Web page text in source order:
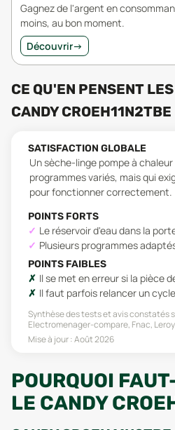
Gagnez de l'argent en
moins, au bon moment.
Découvrir→
CE QU'EN PENSENT
CANDY CROEH11N2TBE
SATISFACTION GLOBALE
Un sèche-linge pompe à
programmes variés, mais qui
pour fonctionner correctement.
POINTS FORTS
Le réservoir d'eau dans la
Plusieurs programmes
POINTS FAIBLES
Il se met en erreur si la pièce
Il faut parfois relancer un
Synthèse des tests et avis constatés
Electromenager-compare, Fnac,
Mise à jour :Août 2026
POURQUOI
LE CANDY